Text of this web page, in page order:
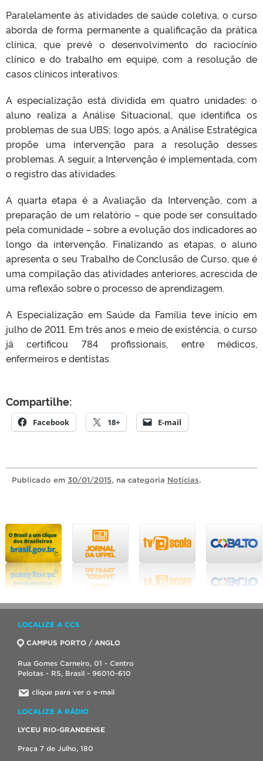
Paralelamente às atividades de saúde coletiva, o curso
aborda de forma permanente a qualificação da prática
clínica, que prevê o desenvolvimento do raciocínio
clínico e do trabalho em equipe, com a resolução de
casos clínicos interativos.
A especialização está dividida em quatro unidades: o
aluno realiza a Análise Situacional, que identifica os
problemas de sua UBS; logo após, a Análise Estratégica
propõe uma intervenção para a resolução desses
problemas. A seguir, a Intervenção é implementada, com
o registro das atividades.
A quarta etapa é a Avaliação da Intervenção, com a
preparação de um relatório – que pode ser consultado
pela comunidade – sobre a evolução dos indicadores ao
longo da intervenção. Finalizando as etapas, o aluno
apresenta o seu Trabalho de Conclusão de Curso, que é
uma compilação das atividades anteriores, acrescida de
uma reflexão sobre o processo de aprendizagem.
A Especialização em Saúde da Família teve início em
julho de 2011. Em três anos e meio de existência, o curso
já certificou 784 profissionais, entre médicos,
enfermeiros e dentistas.
Compartilhe:
Facebook 18+ E-mail
Publicado em 30/01/2015, na categoria Notícias.
LOCALIZE A CCS
CAMPUS PORTO / ANGLO
Rua Gomes Carneiro, 01 - Centro
Pelotas - RS, Brasil - 96010-610
clique para ver o e-mail
LOCALIZE A RÁDIO
LYCEU RIO-GRANDENSE
Praça 7 de Julho, 180